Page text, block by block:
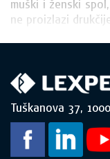
muški i ženski
ne proizlazi
Tuškanova 37,